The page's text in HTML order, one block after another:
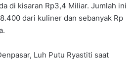
di kisaran Rp3,4 Miliar. Jumlah ini
dari kuliner dan sebanyak Rp
Luh Putu Ryastiti saat